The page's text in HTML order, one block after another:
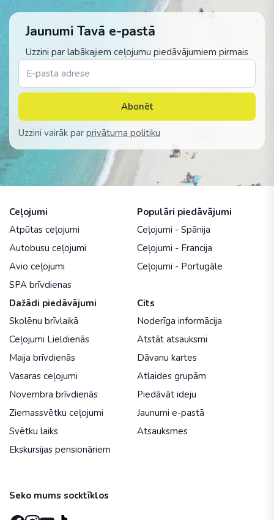
Jaunumi Tavā e-pastā
Uzzini par labākajiem ceļojumu piedāvājumiem pirmais
Abonēt
Uzzini vairāk par privātuma politiku
Ceļojumi
Atpūtas ceļojumi
Autobusu ceļojumi
Avio ceļojumi
SPA brīvdienas
Populāri piedāvājumi
Ceļojumi - Spānija
Ceļojumi - Francija
Ceļojumi - Portugāle
Dažādi piedāvājumi
Skolēnu brīvlaikā
Ceļojumi Lieldienās
Maija brīvdienās
Vasaras ceļojumi
Novembra brīvdienās
Ziemassvētku ceļojumi
Svētku laiks
Ekskursijas pensionāriem
Cits
Noderīga informācija
Atstāt atsauksmi
Dāvanu kartes
Atlaides grupām
Piedāvāt ideju
Jaunumi e-pastā
Atsauksmes
Seko mums socktīklos